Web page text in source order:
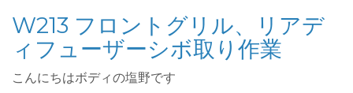
W213 フロントグリル、リアデ
ィフューザーシボ取り作業
こんにちはボディの塩野です